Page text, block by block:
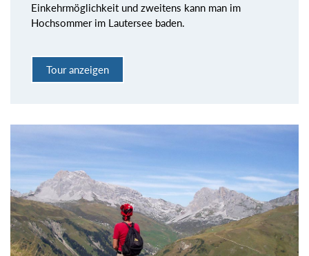
Einkehrmöglichkeit und zweitens kann man im
Hochsommer im Lautersee baden.
Tour anzeigen